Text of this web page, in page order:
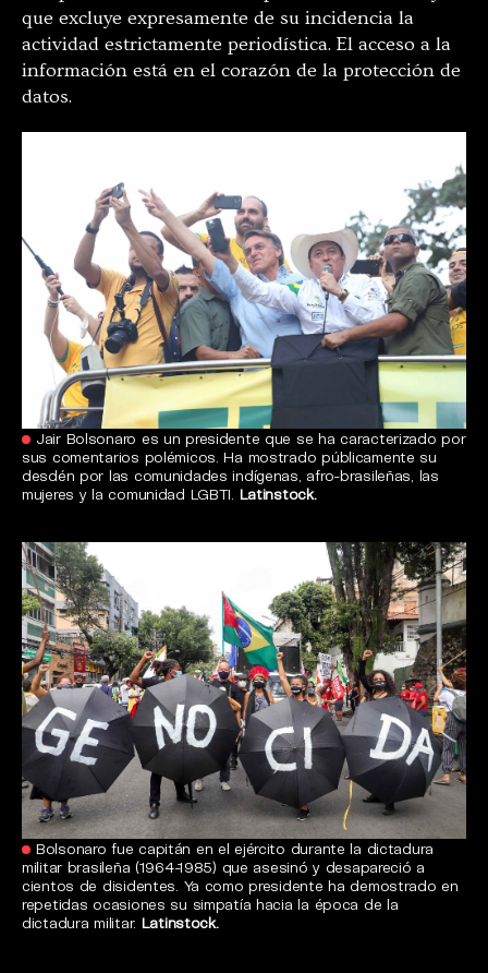
que excluye expresamente de su incidencia la
actividad estrictamente periodística. El acceso a la
información está en el corazón de la protección de
datos.
Jair Bolsonaro es un presidente que se ha caracterizado por
sus comentarios polémicos. Ha mostrado públicamente su
desdén por las comunidades indígenas, afro-brasileñas, las
mujeres y la comunidad LGBTI. Latinstock.
Bolsonaro fue capitán en el ejército durante la dictadura
militar brasileña (1964-1985) que asesinó y desapareció a
cientos de disidentes. Ya como presidente ha demostrado en
repetidas ocasiones su simpatía hacia la época de la
dictadura militar. Latinstock.